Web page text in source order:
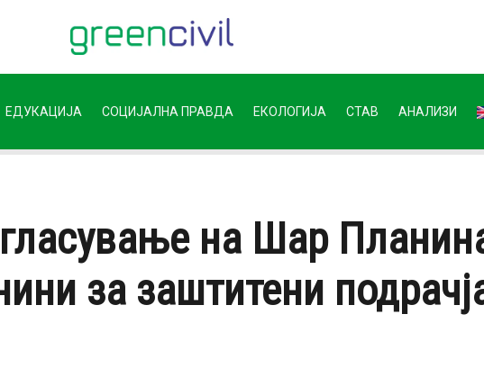
ЕДУКАЦИЈА СОЦИЈАЛНА ПРАВДА ЕКОЛОГИЈА СТАВ АНАЛИЗИ
на Шар
за заштитени